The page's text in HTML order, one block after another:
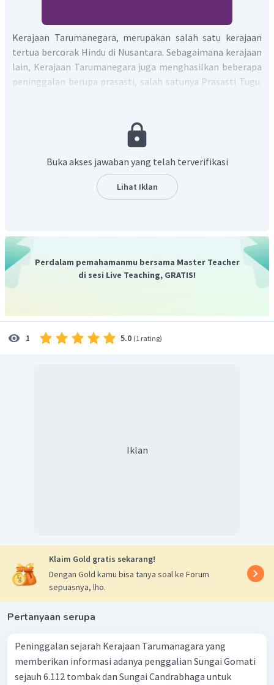
Kerajaan Tarumanegara, merupakan salah satu kerajaan
tertua bercorak Hindu di Nusantara. Sebagaimana kerajaan
lain, Kerajaan Tarumanegara juga menghasilkan beberapa
peninggalan berupa prasasti, salah satunya Prasasti Tugu.
irigasi dengan cara menggali sebuah saluran sepanjang
6112 tumbak (±11 km). Saluran itu disebut dengan Sungai
musim banjir datang dan cadangan air di kala musim
Dengan demikian sungai Gomati berfungsi untuk saluran
Buka akses jawaban yang telah terverifikasi
Lihat Iklan
Perdalam pemahamanmu bersama Master Teacher
di sesi Live Teaching, GRATIS!
1 5.0 (1 rating)
Iklan
Klaim Gold gratis sekarang!
Dengan Gold kamu bisa tanya soal ke Forum
sepuasnya, lho.
Pertanyaan serupa
Peninggalan sejarah Kerajaan Tarumanagara yang
memberikan informasi adanya penggalian Sungai Gomati
sejauh 6.112 tombak dan Sungai Candrabhaga untuk